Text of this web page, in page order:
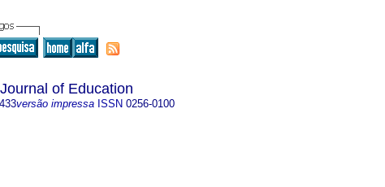
of Education
versão impressa ISSN 0256-0100